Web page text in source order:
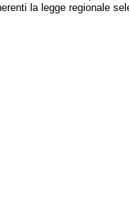
la legge regionale